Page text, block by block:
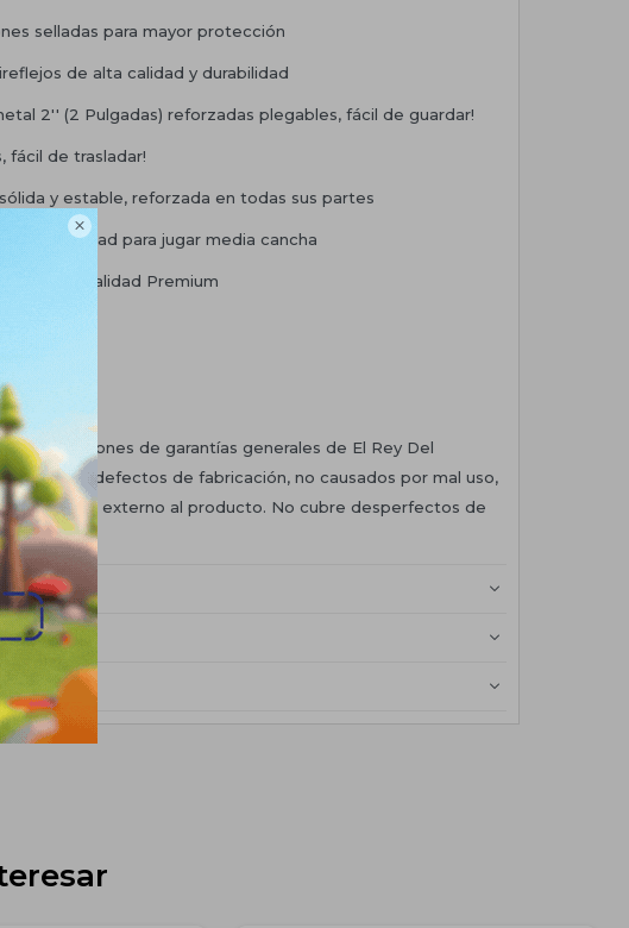

selladas para mayor protección
de alta calidad y durabilidad
2'' (2 Pulgadas) reforzadas plegables, fácil de guardar!
fácil de trasladar!
y estable, reforzada en todas sus partes
una mitad para jugar media cancha
- Calidad Premium
mercado!
condiciones de garantías generales de El Rey Del
SA por defectos de fabricación, no causados por mal uso,
o factor externo al producto. No cubre desperfectos de